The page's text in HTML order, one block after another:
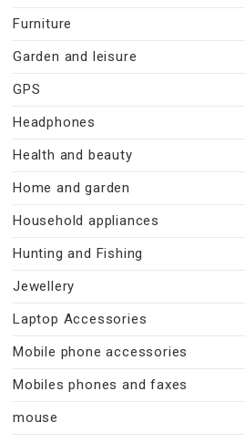
Furniture
Garden and leisure
GPS
Headphones
Health and beauty
Home and garden
Household appliances
Hunting and Fishing
Jewellery
Laptop Accessories
Mobile phone accessories
Mobiles phones and faxes
mouse